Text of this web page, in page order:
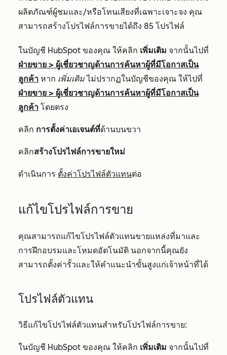
ผลิตภัณฑ์ผู้ชมและ/หรือโทนเสียงที่เฉพาะเจาะจง คุณ
สามารถสร้างโปรไฟล์การขายได้ถึง 85 โปรไฟล์
ในบัญชี HubSpot ของคุณ ให้คลิก เพิ่มเติม จากนั้นไปที่
ฝ่ายขาย > ผู้เชี่ยวชาญด้านการค้นหาผู้ที่มีโอกาสเป็น
ลูกค้า หาก เพิ่มเติมไม่ปรากฏในบัญชีของคุณ ให้ไปที่
ฝ่ายขาย > ผู้เชี่ยวชาญด้านการค้นหาผู้ที่มีโอกาสเป็น
ลูกค้า โดยตรง
คลิก การตั้งค่าเอเจนต์ที่ด้านบนขวา
คลิกสร้างโปรไฟล์การขายใหม่
ดำเนินการ ตั้งค่าโปรไฟล์ตัวแทนต่อ
แก้ไขโปรไฟล์การขาย
คุณสามารถแก้ไขโปรไฟล์ตัวแทนขายแหล่งที่มาและ
การฝึกอบรมและโหมดอัตโนมัติ นอกจากนี้คุณยัง
สามารถตั้งค่ารั้วและให้คำแนะนำขั้นสูงแก่เจ้าหน้าที่ได้
โปรไฟล์ตัวแทน
วิธีแก้ไขโปรไฟล์ตัวแทนสำหรับโปรไฟล์การขาย:
ในบัญชี HubSpot ของคุณ ให้คลิก เพิ่มเติม จากนั้นไปที่